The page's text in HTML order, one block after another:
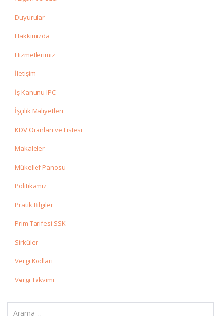
Duyurular
Hakkımızda
Hizmetlerimiz
İletişim
İş Kanunu IPC
İşçilik Maliyetleri
KDV Oranları ve Listesi
Makaleler
Mükellef Panosu
Politikamız
Pratik Bilgiler
Prim Tarifesi SSK
Sirküler
Vergi Kodları
Vergi Takvimi